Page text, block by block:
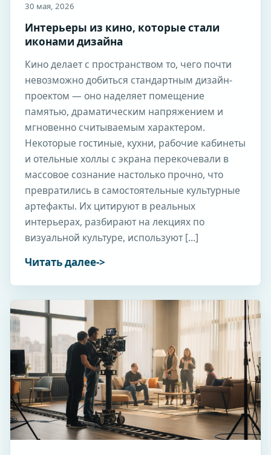
30 мая, 2026
Интерьеры из кино, которые стали
иконами дизайна
Кино делает с пространством то, чего почти
невозможно добиться стандартным дизайн-
проектом — оно наделяет помещение
памятью, драматическим напряжением и
мгновенно считываемым характером.
Некоторые гостиные, кухни, рабочие кабинеты
и отельные холлы с экрана перекочевали в
массовое сознание настолько прочно, что
превратились в самостоятельные культурные
артефакты. Их цитируют в реальных
интерьерах, разбирают на лекциях по
визуальной культуре, используют […]
Читать далее